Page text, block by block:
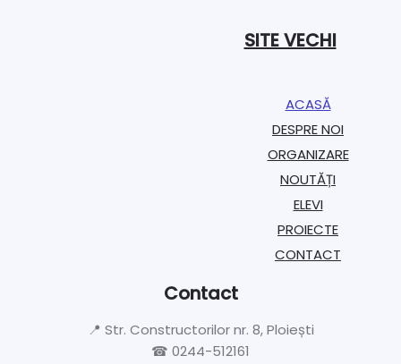
SITE VECHI
ACASĂ
DESPRE NOI
ORGANIZARE​
NOUTĂȚI
ELEVI
PROIECTE​
CONTACT
Contact
📍 Str. Constructorilor nr. 8, Ploiești
☎ 0244-512161